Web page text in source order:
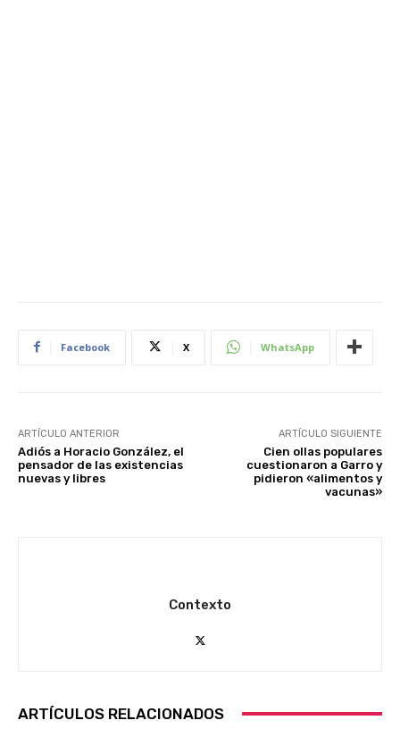
Facebook X WhatsApp
ARTÍCULO ANTERIOR
Adiós a Horacio González, el
pensador de las existencias
nuevas y libres
ARTÍCULO SIGUIENTE
Cien ollas populares
cuestionaron a Garro y
pidieron «alimentos y
vacunas»
Contexto
ARTÍCULOS RELACIONADOS